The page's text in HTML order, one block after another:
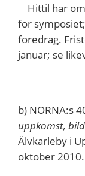
Hittil har
for
foredrag.
januar; se
b) NORNA:s
uppkomst,
Älvkarleby i
oktober 2010.